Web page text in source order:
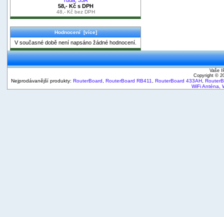
58,- Kč s DPH
48,- Kč bez DPH
Hodnocení [více]
V současné době není napsáno žádné hodnocení.
Vaše
Copyright ©
Nejprodávanější produkty: RouterBoard RouterBoard RB411 RouterBoard 433AH
WiFi Anténa